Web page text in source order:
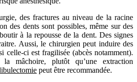
des fractures au niveau de la racine
des dents sont possibles, même sur des
à la repousse de la dent. Des signes
Aussi, le chirurgien peut induire des
celle-ci est fragilisée (abcès notamment).
mâchoire, plutôt qu’une extraction
peut être recommandée.